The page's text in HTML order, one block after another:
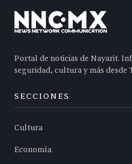
Portal de noticias de Nayarit.
seguridad, cultura y más desde
SECCIONES
Cultura
Economía